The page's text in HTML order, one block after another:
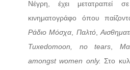
Νέγρη, έχει μετατραπεί
κινηματογράφο όπου
Ράδιο Μόσχα
Παλτό,
Tuxedomoon
no tears
amongst women only. Στο